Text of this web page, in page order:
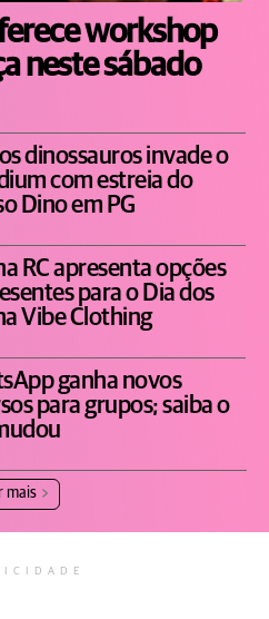
workshop
neste sábado
dinossauros invade o
com estreia do
Dino em PG
RC apresenta opções
para o Dia dos
Vibe Clothing
ganha novos
para grupos; saiba o
mais